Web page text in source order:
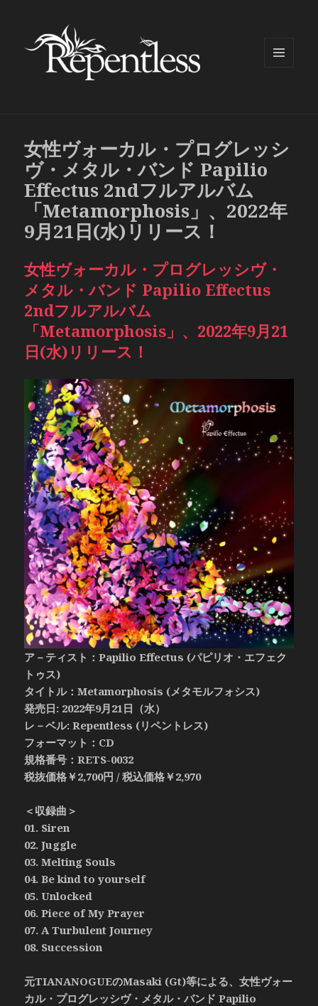
女性ヴォーカル・プログレッシ
ヴ・メタル・バンド Papilio
Effectus 2ndフルアルバム
「Metamorphosis」、2022年
9月21日(水)リリース！
女性ヴォーカル・プログレッシヴ・
メタル・バンド Papilio Effectus
2ndフルアルバム
「Metamorphosis」、2022年9月21
日(水)リリース！
ア－ティスト：Papilio Effectus (パピリオ・エフェク
トゥス)
タイトル：Metamorphosis (メタモルフォシス)
発売日: 2022年9月21日（水）
レ－ベル: Repentless (リペントレス)
フォーマット：CD
規格番号：RETS-0032
税抜価格￥2,700円 / 税込価格￥2,970
＜収録曲＞
01. Siren
02. Juggle
03. Melting Souls
04. Be kind to yourself
05. Unlocked
06. Piece of My Prayer
07. A Turbulent Journey
08. Succession
元TIANANOGUEのMasaki (Gt)等による、女性ヴォー
カル・プログレッシヴ・メタル・バンド Papilio